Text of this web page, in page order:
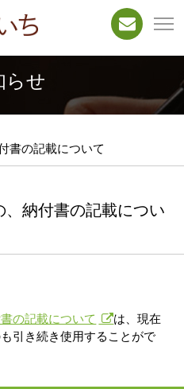
らせ
書の記載について
納付書の記載につい
の記載について
は、現在
引き続き使用することがで